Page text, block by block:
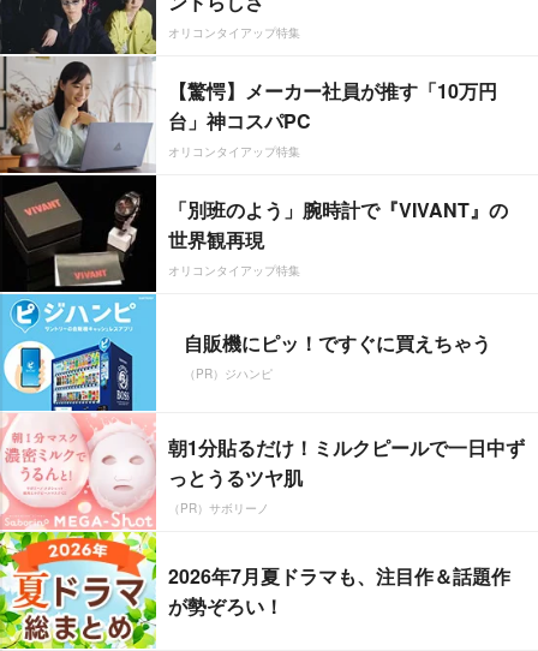
オリコンタイアップ特集
【驚愕】メーカー社員が推す「10万円
台」神コスパPC
オリコンタイアップ特集
「別班のよう」腕時計で『VIVANT』の
世界観再現
オリコンタイアップ特集
自販機にピッ！ですぐに買えちゃう
（PR）ジハンピ
朝1分貼るだけ！ミルクピールで一日中ず
っとうるツヤ肌
（PR）サボリーノ
2026年7月夏ドラマも、注目作＆話題作
が勢ぞろい！